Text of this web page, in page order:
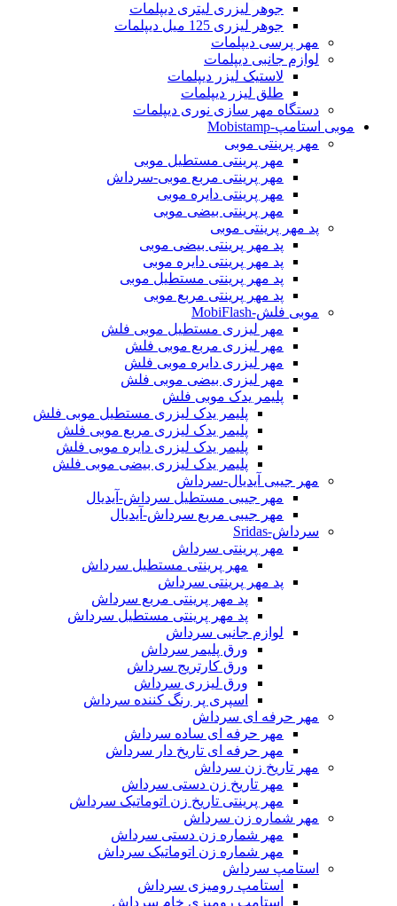
جوهر لیزری لیتری دیپلمات
جوهر لیزری 125 میل دیپلمات
مهر پرسی دیپلمات
لوازم جانبی دیپلمات
لاستیک لیزر دیپلمات
طلق لیزر دیپلمات
دستگاه مهر سازی نوری دیپلمات
موبی استامپ-Mobistamp
مهر پرینتی موبی
مهر پرینتی مستطیل موبی
مهر پرینتی مربع موبی-سرداش
مهر پرینتی دایره موبی
مهر پرینتی بیضی موبی
پد مهر پرینتی موبی
پد مهر پرینتی بیضی موبی
پد مهر پرینتی دایره موبی
پد مهر پرینتی مستطیل موبی
پد مهر پرینتی مربع موبی
موبی فلش-MobiFlash
مهر لیزری مستطیل موبی فلش
مهر لیزری مربع موبی فلش
مهر لیزری دایره موبی فلش
مهر لیزری بیضی موبی فلش
پلیمر یدک موبی فلش
پلیمر یدک لیزری مستطیل موبی فلش
پلیمر یدک لیزری مربع موبی فلش
پلیمر یدک لیزری دایره موبی فلش
پلیمر یدک لیزری بیضی موبی فلش
مهر جیبی آیدیال-سرداش
مهر جیبی مستطیل سرداش-آیدیال
مهر جیبی مربع سرداش-آیدیال
سرداش-Sridas
مهر پرینتی سرداش
مهر پرینتی مستطیل سرداش
پد مهر پرینتی سرداش
پد مهر پرینتی مربع سرداش
پد مهر پرینتی مستطیل سرداش
لوازم جانبی سرداش
ورق پلیمر سرداش
ورق کارتریج سرداش
ورق لیزری سرداش
اسپری پر رنگ کننده سرداش
مهر حرفه ای سرداش
مهر حرفه ای ساده سرداش
مهر حرفه ای تاریخ دار سرداش
مهر تاریخ زن سرداش
مهر تاریخ زن دستی سرداش
مهر پرینتی تاریخ زن اتوماتیک سرداش
مهر شماره زن سرداش
مهر شماره زن دستی سرداش
مهر شماره زن اتوماتیک سرداش
استامپ سرداش
استامپ رومیزی سرداش
استامپ رومیزی خام سرداش